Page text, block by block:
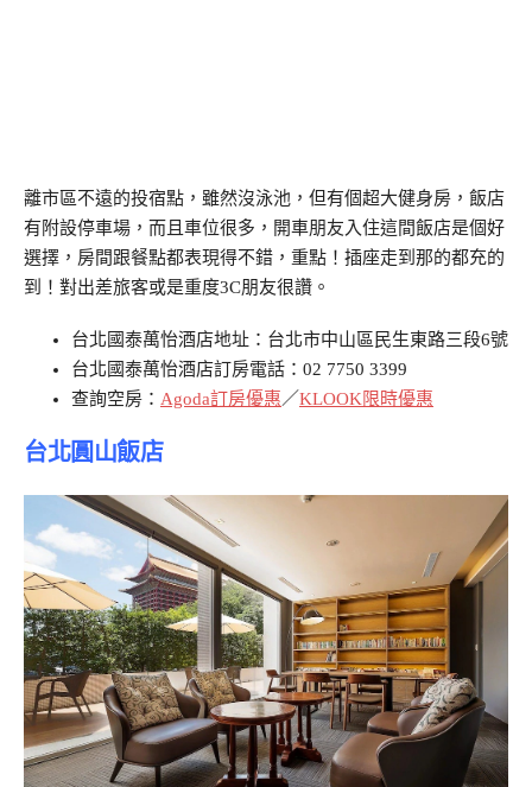
離市區不遠的投宿點，雖然沒泳池，但有個超大健身房，飯店
有附設停車場，而且車位很多，開車朋友入住這間飯店是個好
選擇，房間跟餐點都表現得不錯，重點！插座走到那的都充的
到！對出差旅客或是重度3C朋友很讚。
台北國泰萬怡酒店地址：台北市中山區民生東路三段6號
台北國泰萬怡酒店訂房電話：02 7750 3399
查詢空房： Agoda訂房優惠／KLOOK限時優惠
台北圓山飯店